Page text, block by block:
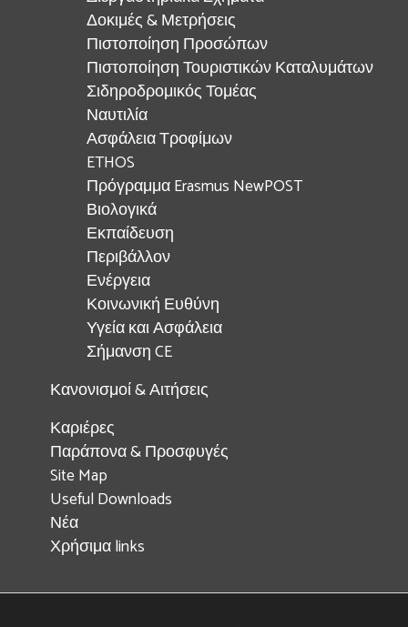
Δοκιμές & Μετρήσεις
Πιστοποίηση Προσώπων
Πιστοποίηση Τουριστικών Καταλυμάτων
Σιδηροδρομικός Τομέας
Ναυτιλία
Ασφάλεια Τροφίμων
ETHOS
Πρόγραμμα Erasmus NewPOST
Βιολογικά
Εκπαίδευση
Περιβάλλον
Ενέργεια
Κοινωνική Ευθύνη
Υγεία και Ασφάλεια
Σήμανση CE
Κανονισμοί & Αιτήσεις
Καριέρες
Παράπονα & Προσφυγές
Site Map
Useful Downloads
Νέα
Χρήσιμα links